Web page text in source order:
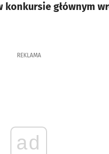
konkursie głównym
REKLAMA
ad